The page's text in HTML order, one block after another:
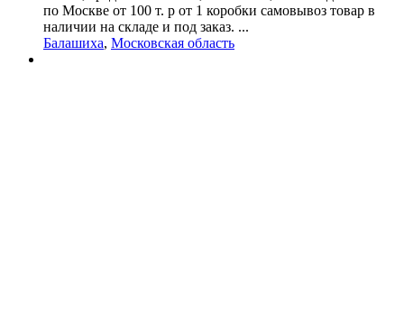
по Москве от 100 т. р от 1 коробки самовывоз товар в
наличии на складе и под заказ. ...
Балашиха, Московская область